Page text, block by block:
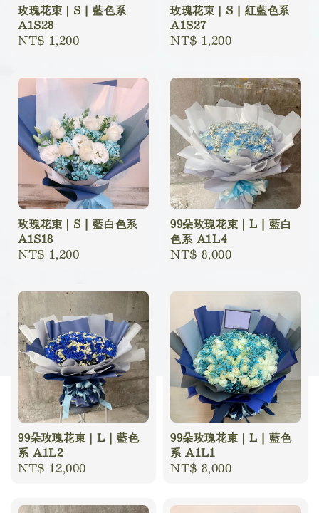
玫瑰花束｜S | 藍色系
A1S28
Regular
NT$ 1,200
玫瑰花束｜S | 紅藍色系
A1S27
Regular
NT$ 1,200
玫瑰花束｜S | 藍白色系
A1S18
Regular
NT$ 1,200
99朵玫瑰花束｜L | 藍白
色系 A1L4
Regular
NT$ 8,000
99朵玫瑰花束｜L | 藍色
系 A1L2
Regular
NT$ 12,000
99朵玫瑰花束｜L | 藍色
系 A1L1
Regular
NT$ 8,000